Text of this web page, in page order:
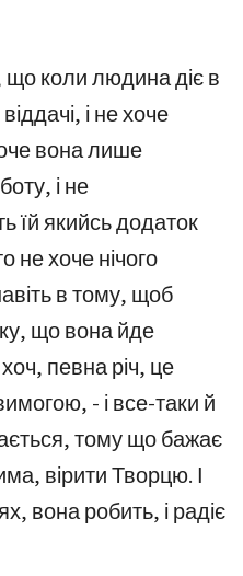
що коли людина діє в
і не хоче
вона лише
і не
їй якийсь додаток
не хоче нічого
в тому, щоб
що вона йде
певна річ, це
- і все-таки й
тому що бажає
вірити Творцю. І
вона робить, і радіє